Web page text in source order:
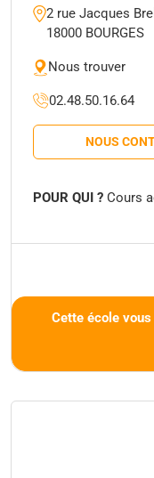
2 rue Jacques Brel
18000 BOURGES
Nous trouver
02.48.50.16.64
NOUS
POUR QUI ? Cours
Cette école